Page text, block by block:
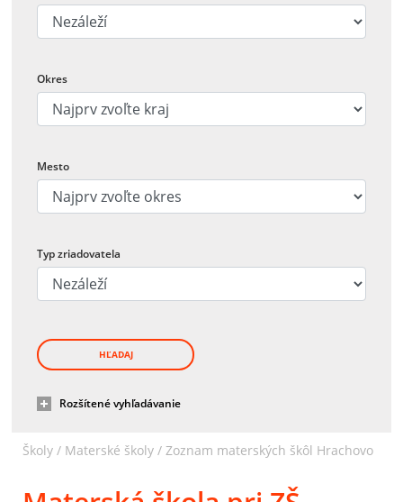
Okres
Mesto
Typ zriadovatela
HĽADAJ
Rozšítené vyhľadávanie
Školy / Materské školy / Zoznam materských škôl Hrachovo